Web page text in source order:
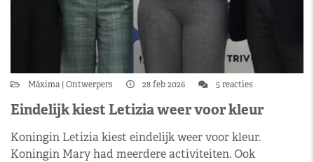
Máxima Ontwerpers 28 feb 2026 5 reacties
Eindelijk kiest Letizia weer voor kleur
Koningin Letizia kiest eindelijk weer voor kleur.
Koningin Mary had meerdere activiteiten. Ook